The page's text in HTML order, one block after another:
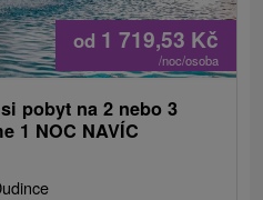
od 1 719,53 Kč
/noc/osoba
pobyt na 2 nebo 3
1 NOC NAVÍC